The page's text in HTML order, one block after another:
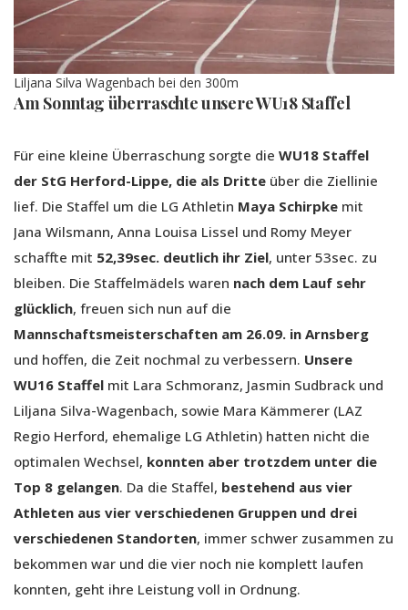
Liljana Silva Wagenbach bei den 300m
Am Sonntag überraschte unsere WU18 Staffel
Für eine kleine Überraschung sorgte die WU18 Staffel
der StG Herford-Lippe, die als Dritte über die Ziellinie
lief. Die Staffel um die LG Athletin Maya Schirpke mit
Jana Wilsmann, Anna Louisa Lissel und Romy Meyer
schaffte mit 52,39sec. deutlich ihr Ziel, unter 53sec. zu
bleiben. Die Staffelmädels waren nach dem Lauf sehr
glücklich, freuen sich nun auf die
Mannschaftsmeisterschaften am 26.09. in Arnsberg
und hoffen, die Zeit nochmal zu verbessern. Unsere
WU16 Staffel mit Lara Schmoranz, Jasmin Sudbrack und
Liljana Silva-Wagenbach, sowie Mara Kämmerer (LAZ
Regio Herford, ehemalige LG Athletin) hatten nicht die
optimalen Wechsel, konnten aber trotzdem unter die
Top 8 gelangen. Da die Staffel, bestehend aus vier
Athleten aus vier verschiedenen Gruppen und drei
verschiedenen Standorten, immer schwer zusammen zu
bekommen war und die vier noch nie komplett laufen
konnten, geht ihre Leistung voll in Ordnung.